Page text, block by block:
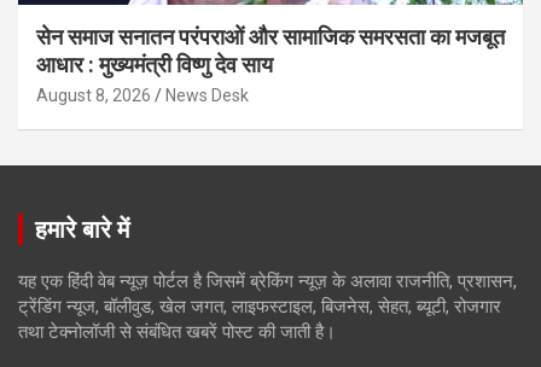
सेन समाज सनातन परंपराओं और सामाजिक समरसता का मजबूत
आधार : मुख्यमंत्री विष्णु देव साय
August 8, 2026 News Desk
हमारे बारे में
यह एक हिंदी वेब न्यूज़ पोर्टल है जिसमें ब्रेकिंग न्यूज़ के अलावा राजनीति, प्रशासन,
ट्रेंडिंग न्यूज, बॉलीवुड, खेल जगत, लाइफस्टाइल, बिजनेस, सेहत, ब्यूटी, रोजगार
तथा टेक्नोलॉजी से संबंधित खबरें पोस्ट की जाती है।